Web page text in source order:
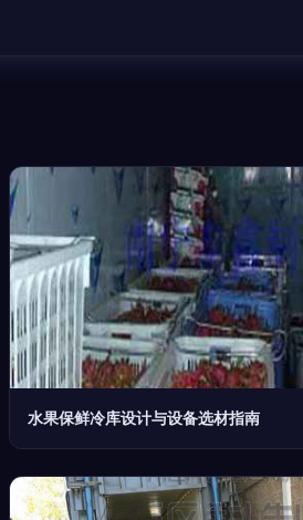
水果保鲜冷库设计与设备选材指南